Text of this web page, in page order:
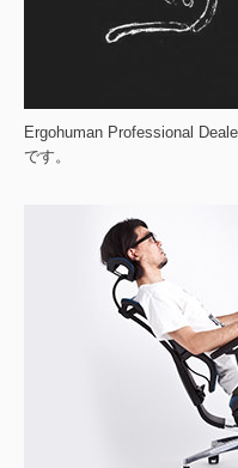
Ergohuman Professional
です。